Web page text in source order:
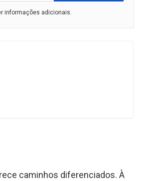
informações adicionais.
caminhos diferenciados. À